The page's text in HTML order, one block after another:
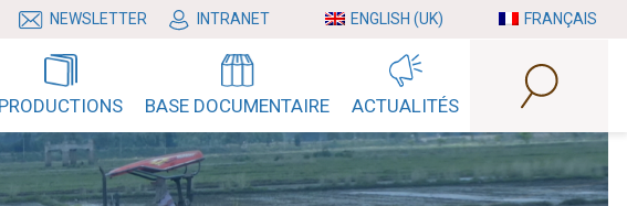
NEWSLETTER INTRANET ENGLISH (UK) FRANÇAIS
PRODUCTIONS BASE DOCUMENTAIRE ACTUALITÉS